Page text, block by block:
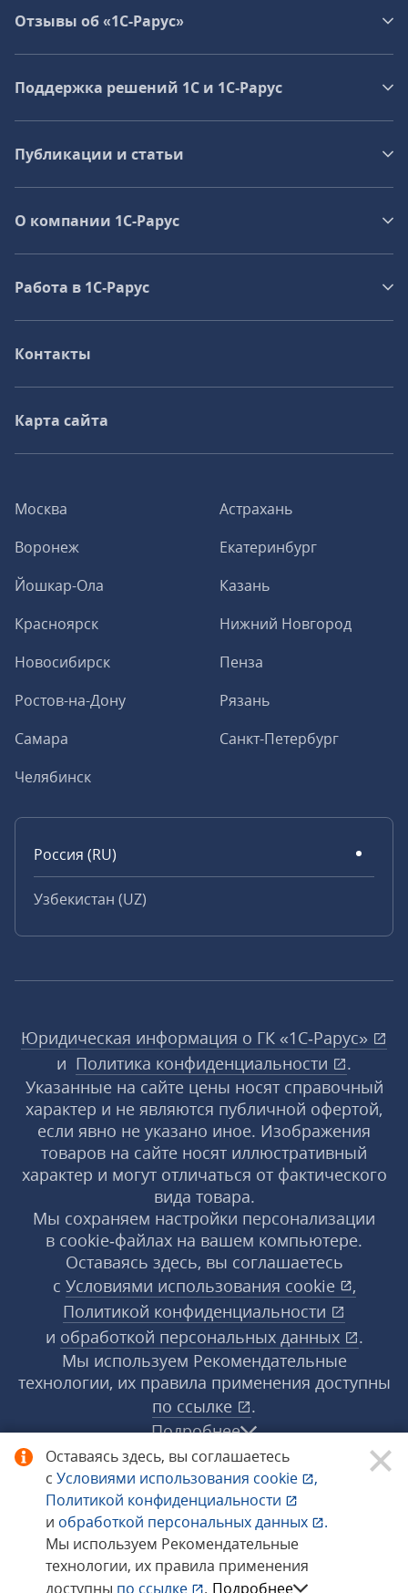
Оставаясь здесь, вы соглашаетесь
с Условиями использования cookie
,
Политикой конфиденциальности
и обработкой персональных данных
.
Мы используем Рекомендательные
технологии, их правила применения
доступны по ссылке . Подробнее
Москва
Астрахань
Воронеж
Екатеринбург
Йошкар-Ола
Казань
Красноярск
Нижний Новгород
Новосибирск
Пенза
Ростов-на-Дону
Рязань
Самара
Санкт-Петербург
Челябинск
Россия (RU)
Узбекистан (UZ)
Отзывы об «1С-Рарус»
Поддержка решений 1С и 1С‑Рарус
Публикации и статьи
О компании 1C-Рарус
Работа в 1С‑Рарус
Контакты
Карта сайта
Юридическая информация о ГК «1С‑Рарус»
и Политика конфиденциальности
.
Указанные на сайте цены носят справочный
характер и не являются публичной офертой,
если явно не указано иное. Изображения
товаров на сайте носят иллюстративный
характер и могут отличаться от фактического
вида товара.
Мы сохраняем настройки персонализации
в cookie‑файлах на вашем компьютере.
Оставаясь здесь, вы соглашаетесь
с Условиями использования cookie
,
Политикой конфиденциальности
и обработкой персональных данных
.
Мы используем Рекомендательные
технологии, их правила применения доступны
по ссылке
.
Подробнее
© 1998−2026 «1С‑Рарус» ®. Все права
защищены.
Сообщить об ошибке